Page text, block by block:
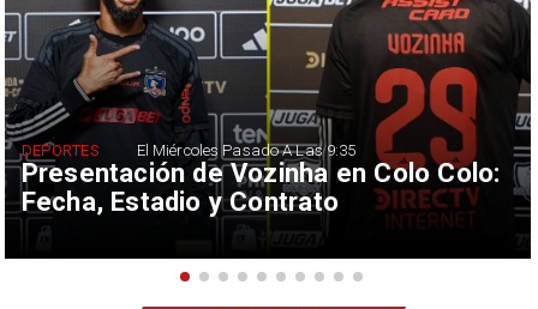
Presentación de Vozinha en Colo Colo:
Fecha, Estadio y Contrato
DEPORTES El Miércoles Pasado A Las 9:35